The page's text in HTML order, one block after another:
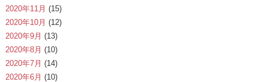
2020年11月 (15)
2020年10月 (12)
2020年9月 (13)
2020年8月 (10)
2020年7月 (14)
2020年6月 (10)